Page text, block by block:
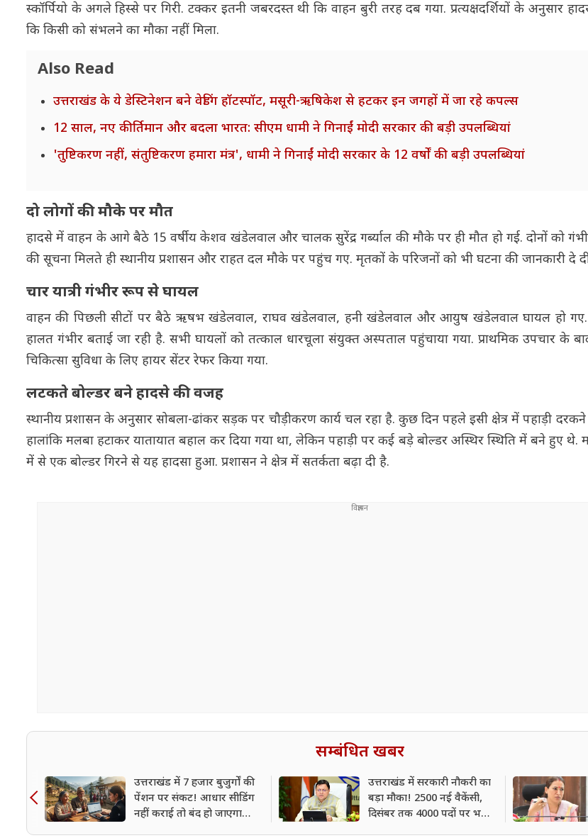
स्कॉर्पियो के अगले हिस्से पर गिरी. टक्कर इतनी जबरदस्त थी कि वाहन बुरी तरह दब गया. प्रत्यक्षदर्शियों के अनुसार
कि किसी को संभलने का मौका नहीं मिला.
Also Read
उत्तराखंड के ये डेस्टिनेशन बने वेडिंग हॉटस्पॉट, मसूरी-ऋषिकेश से हटकर इन जगहों में जा रहे कपल्स
12 साल, नए कीर्तिमान और बदला भारत: सीएम धामी ने गिनाईं मोदी सरकार की बड़ी उपलब्धियां
'तुष्टिकरण नहीं, संतुष्टिकरण हमारा मंत्र', धामी ने गिनाईं मोदी सरकार के 12 वर्षों की बड़ी उपलब्धियां
दो लोगों की मौके पर मौत
हादसे में वाहन के आगे बैठे 15 वर्षीय केशव खंडेलवाल और चालक सुरेंद्र गर्ब्याल की मौके पर ही मौत हो गई. दोनों को
की सूचना मिलते ही स्थानीय प्रशासन और राहत दल मौके पर पहुंच गए. मृतकों के परिजनों को भी घटना की जानकारी दे
चार यात्री गंभीर रूप से घायल
वाहन की पिछली सीटों पर बैठे ऋषभ खंडेलवाल, राघव खंडेलवाल, हनी खंडेलवाल और आयुष खंडेलवाल घायल हो गए.
हालत गंभीर बताई जा रही है. सभी घायलों को तत्काल धारचूला संयुक्त अस्पताल पहुंचाया गया. प्राथमिक उपचार के
चिकित्सा सुविधा के लिए हायर सेंटर रेफर किया गया.
लटकते बोल्डर बने हादसे की वजह
स्थानीय प्रशासन के अनुसार सोबला-ढांकर सड़क पर चौड़ीकरण कार्य चल रहा है. कुछ दिन पहले इसी क्षेत्र में पहाड़ी दरकने
हालांकि मलबा हटाकर यातायात बहाल कर दिया गया था, लेकिन पहाड़ी पर कई बड़े बोल्डर अस्थिर स्थिति में बने हुए थे.
में से एक बोल्डर गिरने से यह हादसा हुआ. प्रशासन ने क्षेत्र में सतर्कता बढ़ा दी है.
सम्बंधित खबर
उत्तराखंड में 7 हजार बुजुर्गों की
पेंशन पर संकट! आधार सीडिंग
नहीं कराई तो बंद हो जाएगा
उत्तराखंड में सरकारी नौकरी का
बड़ा मौका! 2500 नई वैकेंसी,
दिसंबर तक 4000 पदों पर भर्ती